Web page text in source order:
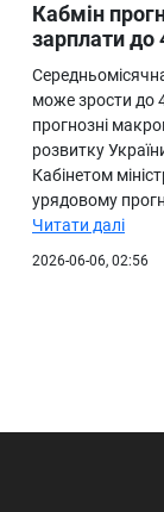
Кабмін
зарплати до
може зрости до
прогнозні
розвитку
Кабінетом
урядовому
Читати далі
2026-06-06, 02:56